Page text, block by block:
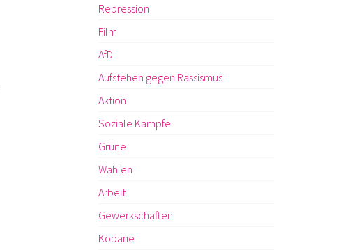
Repression
Film
AfD
Aufstehen gegen Rassismus
Aktion
Soziale Kämpfe
Grüne
Wahlen
Arbeit
Gewerkschaften
Kobane